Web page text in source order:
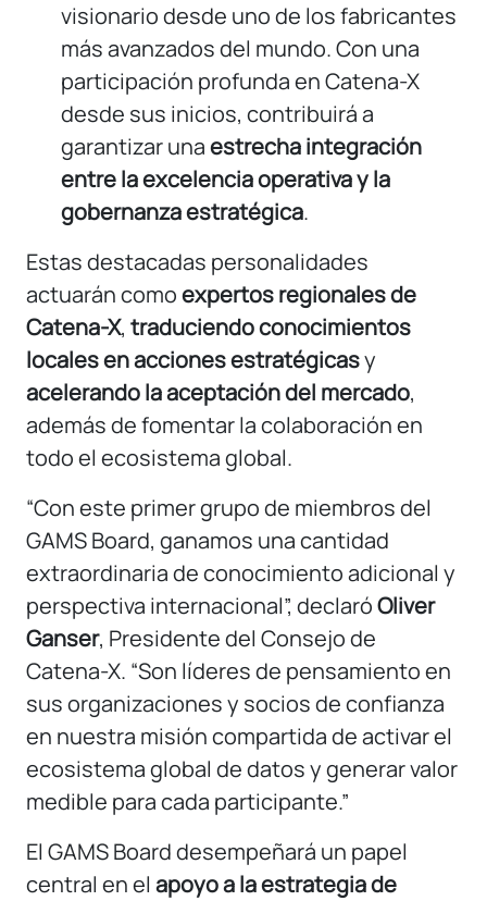
visionario desde uno de los fabricantes
más avanzados del mundo. Con una
participación profunda en Catena-X
desde sus inicios, contribuirá a
garantizar unaestrecha integración
entre la excelencia operativa y la
gobernanza estratégica.
Estas destacadas personalidades
actuarán comoexpertos regionales de
Catena-X, traduciendo conocimientos
locales en acciones estratégicasy
acelerando la aceptación del mercado,
además de fomentar la colaboración en
todo el ecosistema global.
“Con este primer grupo de miembros del
GAMS Board, ganamos una cantidad
extraordinaria de conocimiento adicional y
perspectiva internacional”, declaróOliver
Ganser, Presidente del Consejo de
Catena-X. “Son líderes de pensamiento en
sus organizaciones y socios de confianza
en nuestra misión compartida de activar el
ecosistema global de datos y generar valor
medible para cada participante.”
El GAMS Board desempeñará un papel
central en el apoyo a la estrategia de